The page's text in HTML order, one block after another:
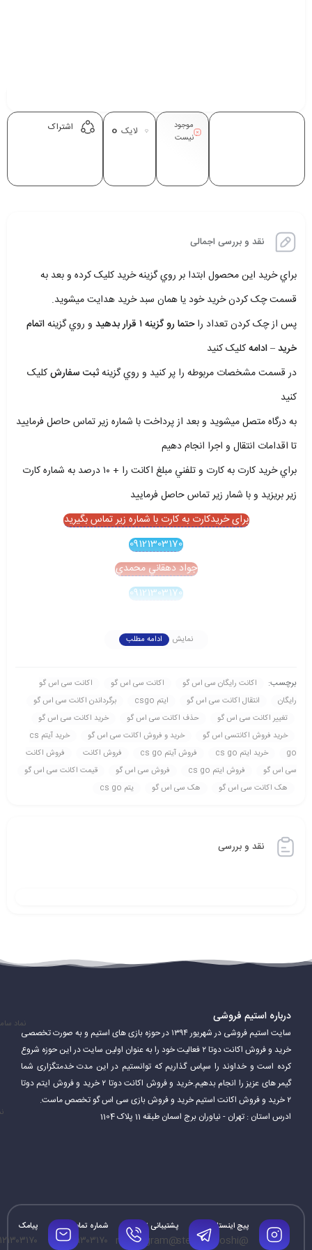
موجود
نیست
لایک 0 اشتراک
نقد و بررسی اجمالی
براي خريد اين محصول ابتدا بر روي گزينه خريد کليک کرده و بعد به
قسمت چک کردن خريد خود يا همان سبد خريد هدايت ميشويد.
پس از چک کردن تعداد راحتما رو گزينه ۱ قرار بدهيد و روي گزينهاتمام
خريد – ادامهکليک کنيد
در قسمت مشخصات مربوطه را پر کنيد و روي گزينهثبت سفارشکليک
کنيد
به درگاه متصل ميشويد و بعد از پرداخت با شماره زير تماس حاصل فرماييد
تا اقدامات انتقال و اجرا انجام دهيم
براي خريد کارت به کارت و تلفني مبلغ اکانت را + ۱۰ درصد به شماره کارت
زير بريزيد و با شمار زير تماس حاصل فرماييد
برای خریدکارت به کارت با شماره زیر تماس بگیرید
09121303170
جواد دهقاني محمدي
09121303170
نمایش ادامه مطلب
برچسب: اکانت رايگان سی اس گو اکانت سی اس گو
اکانت سی اس گو
رايگان
انتقال اکانت سی اس گو ایتم csgo
برگرداندن اکانت سی اس گو
تغيير اکانت سی اس گو
حذف اکانت سی اس گو
خريد اکانت سی اس گو
خريد فروش اکانتسی اس گو
خريد و فروش اکانت سی اس گو
خرید آیتم cs
go
خرید ایتم cs go فروش آیتم cs go فروش اکانت
فروش اکانت
سی اس گو
فروش ایتم cs go فروش سی اس گو
قيمت اکانت سی اس گو
هک اکانت سی اس گو
هک سی اس گو یتم cs go
نقد و بررسی
درباره استیم فروشی
سایت استیم فروشی در شهریور ۱۳۹۴ در حوزه بازی های استیم و به صورت تخصصی
خرید و فروش اکانت دوتا ۲ فعالیت خود را به عنوان اولین سایت در این حوزه شروع
کرده است و خداوند را سپاس گذاریم که توانستیم در این مدت خدمتگزاری شما
گیمر های عزیز را انجام بدهیم.خرید و فروش اکانت دوتا ۲ خرید و فروش ایتم دوتا
۲ خرید و فروش اکانت استیم خرید و فروش بازی سی اس گو تخصص ماست.
ادرس استان : تهران - نیاوران برج اسمان طبقه 11 پلاک 1104
نماد
پیج اینستاگرام
@steamforoshi
پشتیبانی تلگرام
@mrtelegram
شماره تماس
۰۹۱۲۱۳۰۳۱۷۰
پیامک